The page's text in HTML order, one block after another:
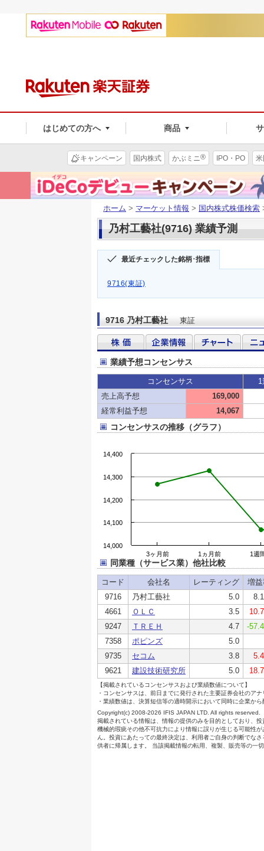
はじめての方へ 商品
キャンペーン 国内株式 かぶミニ® IPO・PO
ホーム > マーケット情報 > 国内株式株価検索
乃村工藝社(9716) 業績予測
最近チェックした銘柄･指標
9716(東証)
9716 乃村工藝社 東証